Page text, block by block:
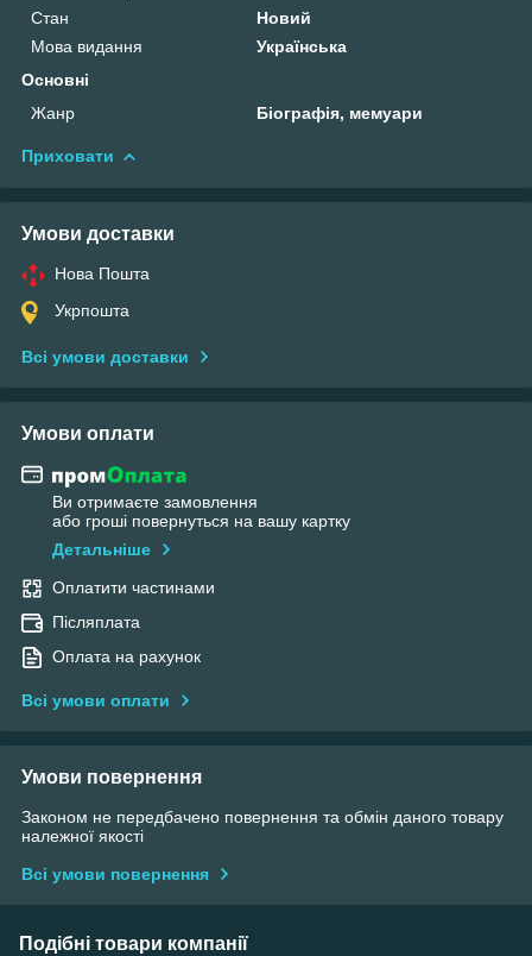
Стан
Новий
Мова видання
Українська
Основні
Жанр
Біографія, мемуари
Приховати
Умови доставки
Нова Пошта
Укрпошта
Всі умови доставки
Умови оплати
Ви отримаєте замовлення
або гроші повернуться на вашу картку
Детальніше
Оплатити частинами
Післяплата
Оплата на рахунок
Всі умови оплати
Умови повернення
Законом не передбачено повернення та обмін даного товару
належної якості
Всі умови повернення
Подібні товари компанії